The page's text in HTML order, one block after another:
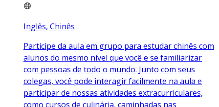
Inglês, Chinês
Participe da aula em grupo para estudar chinês com
alunos do mesmo nível que você e se familiarizar
com pessoas de todo o mundo. Junto com seus
colegas, você pode interagir facilmente na aula e
participar de nossas atividades extracurriculares,
como cursos de culinária, caminhadas nas